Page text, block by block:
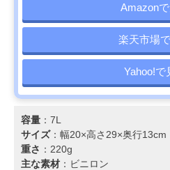
Amazon
楽天市場
Yahoo!で
容量 ：7L
サイズ：幅20×高さ29×奥行13cm
重さ ：220g
主な素材 ：ビニロン